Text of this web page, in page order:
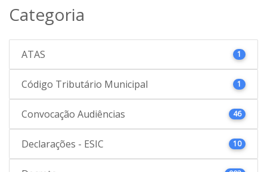
Categoria
ATAS 1
Código Tributário Municipal 1
Convocação Audiências 46
Declarações - ESIC 10